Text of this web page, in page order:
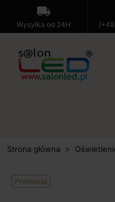
local_shipping
Wysyłka od 24H
Strona główna
Promocja